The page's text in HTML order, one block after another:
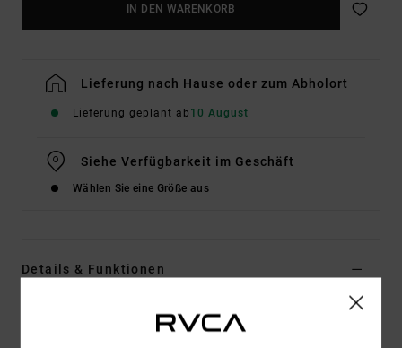
IN DEN WARENKORB
Lieferung nach Hause oder zum Abholort
Lieferung geplant ab 10 August
Siehe Verfügbarkeit im Geschäft
Wählen Sie eine Größe aus
Details & Funktionen